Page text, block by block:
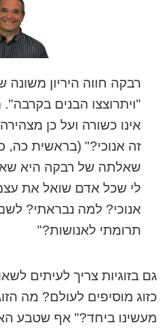
רבקה חווה היריון
"ויתרוצצו הבנים
אינו כשורה ועל כן
זה אנוכי?" (בראשית כה,
שאלתה של רבקה היא
לי שכל אדם שואל את
אנוכי? למה נבראתי?
תרומתי לאנושות?"
גם בזוגיות צריך לעיתים
כזוג מוסיפים לעולם? מה
מעשינו ביחד?" אף שטבע